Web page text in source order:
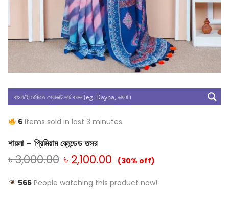
6Items sold in last 3 minutes
শায়লা – প্রিমিয়াম ব্লেন্ডেড তসর
৳3,000.00 ৳ 2,100.00 (30% off)
566People watching this product now!